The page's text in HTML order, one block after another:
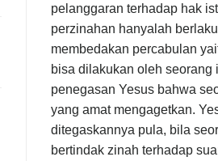
pelanggaran terhadap hak
perzinahan hanyalah
membedakan percabulan
bisa dilakukan oleh
penegasan Yesus bahwa
yang amat mengagetkan.
ditegaskannya pula, bila
bertindak zinah terhadap